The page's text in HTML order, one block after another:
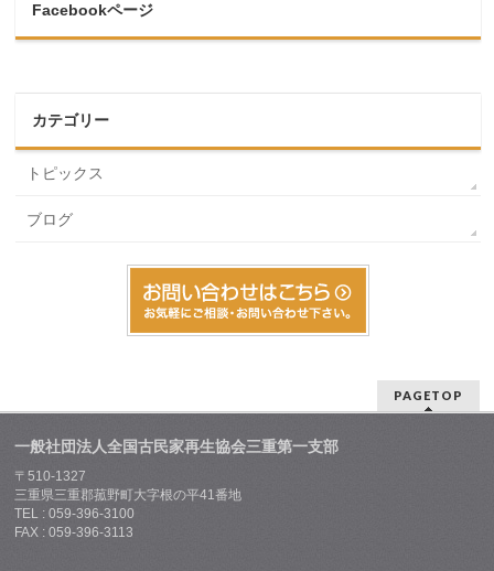
Facebookページ
カテゴリー
トピックス
ブログ
PAGETOP
一般社団法人全国古民家再生協会三重第一支部
〒510-1327
三重県三重郡菰野町大字根の平41番地
TEL : 059-396-3100
FAX : 059-396-3113